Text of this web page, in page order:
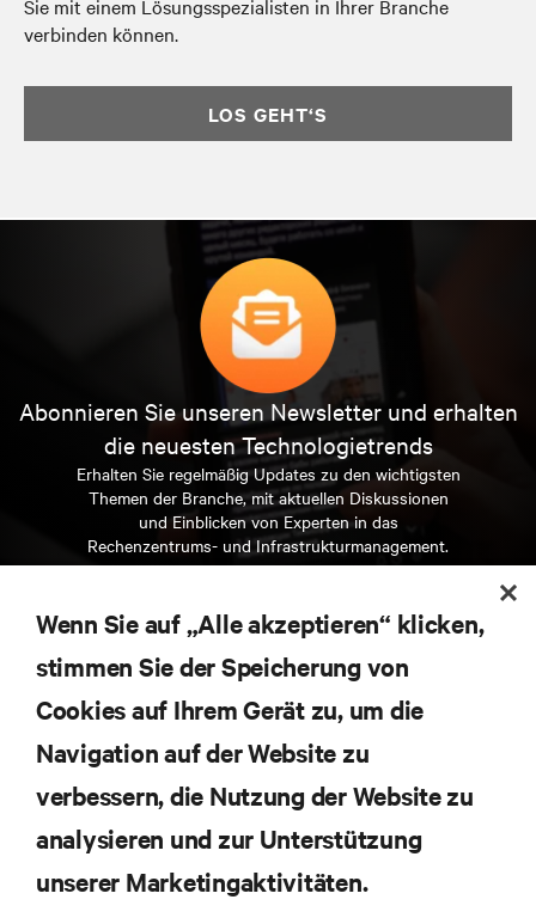
Sie mit einem Lösungsspezialisten in Ihrer Branche
verbinden können.
LOS GEHT‘S
Abonnieren Sie unseren Newsletter und erhalten
die neuesten Technologietrends
Erhalten Sie regelmäßig Updates zu den wichtigsten
Themen der Branche, mit aktuellen Diskussionen
und Einblicken von Experten in das
Rechenzentrums- und Infrastrukturmanagement.
SUPPORT
UNTERNEHMEN
Wenn Sie auf „Alle akzeptieren“ klicken,
stimmen Sie der Speicherung von
Cookies auf Ihrem Gerät zu, um die
Navigation auf der Website zu
verbessern, die Nutzung der Website zu
analysieren und zur Unterstützung
unserer Marketingaktivitäten.